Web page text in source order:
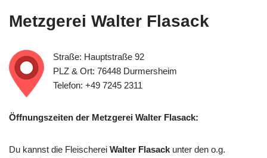
Metzgerei Walter Flasack
Straße: Hauptstraße 92
PLZ & Ort: 76448 Durmersheim
Telefon: +49 7245 2311
Öffnungszeiten der Metzgerei Walter Flasack:
Du kannst die Fleischerei Walter Flasack unter den o.g.